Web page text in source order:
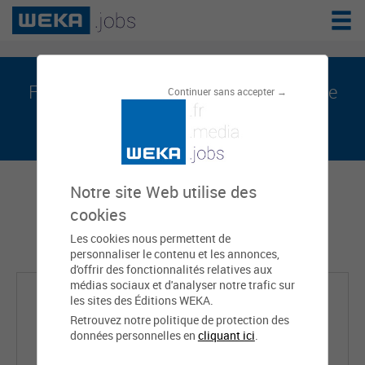
Continuer sans accepter →
Notre site Web utilise des
cookies
Les cookies nous permettent de
personnaliser le contenu et les annonces,
d'offrir des fonctionnalités relatives aux
médias sociaux et d'analyser notre trafic sur
les sites des Éditions WEKA.
Retrouvez notre politique de protection des
données personnelles en cliquant ici.
Fernando MENDES est sur weka.jobs, le
réseau de l'emploi public